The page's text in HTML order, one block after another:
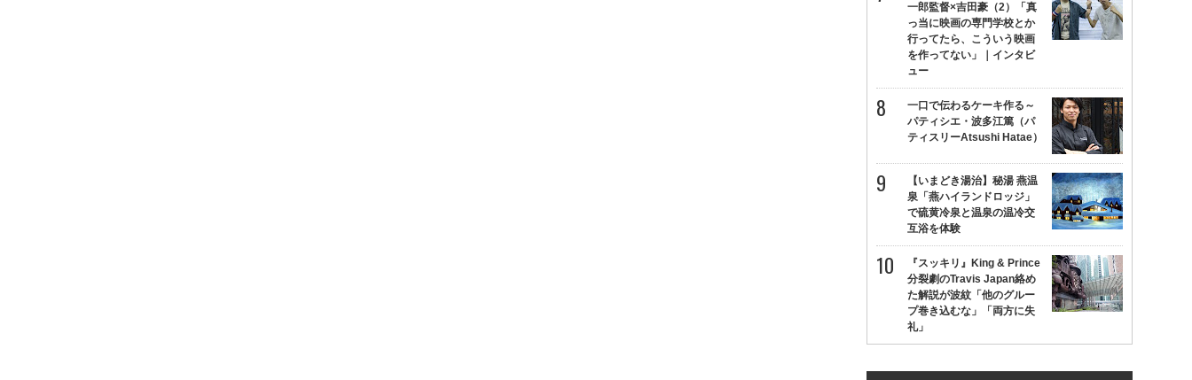
一郎監督×吉田豪（2）「真
っ当に映画の専門学校とか
行ってたら、こういう映画
を作ってない」｜インタビ
ュー
一口で伝わるケーキ作る～
パティシエ・波多江篤（パ
ティスリーAtsushi Hatae）
【いまどき湯治】秘湯 燕温
泉「燕ハイランドロッジ」
で硫黄冷泉と温泉の温冷交
互浴を体験
『スッキリ』King & Prince
分裂劇のTravis Japan絡め
た解説が波紋「他のグルー
プ巻き込むな」「両方に失
礼」